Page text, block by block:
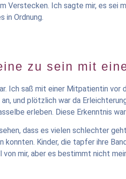
Verstecken. Ich sagte mir, es sei
in Ordnung.
zu sein mit
Ich saß mit einer Mitpatientin vor
und plötzlich war da
erleben. Diese Erkenntnis
dass es vielen schlechter
konnten. Kinder, die tapfer ihre
mir, aber es bestimmt nicht